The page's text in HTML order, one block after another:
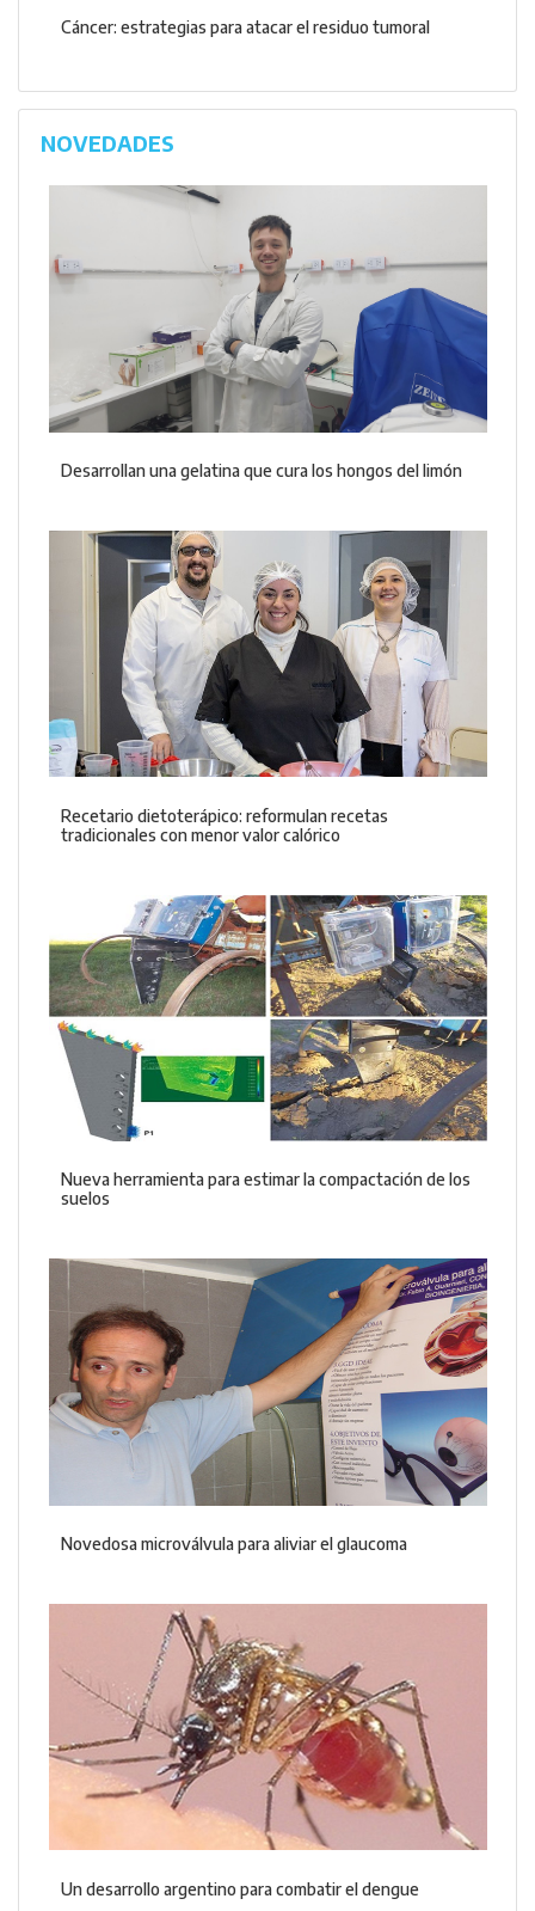
Cáncer: estrategias para atacar el residuo tumoral
NOVEDADES
Desarrollan una gelatina que cura los hongos del limón
Recetario dietoterápico: reformulan recetas
tradicionales con menor valor calórico
Nueva herramienta para estimar la compactación de los
suelos
Novedosa microválvula para aliviar el glaucoma
Un desarrollo argentino para combatir el dengue